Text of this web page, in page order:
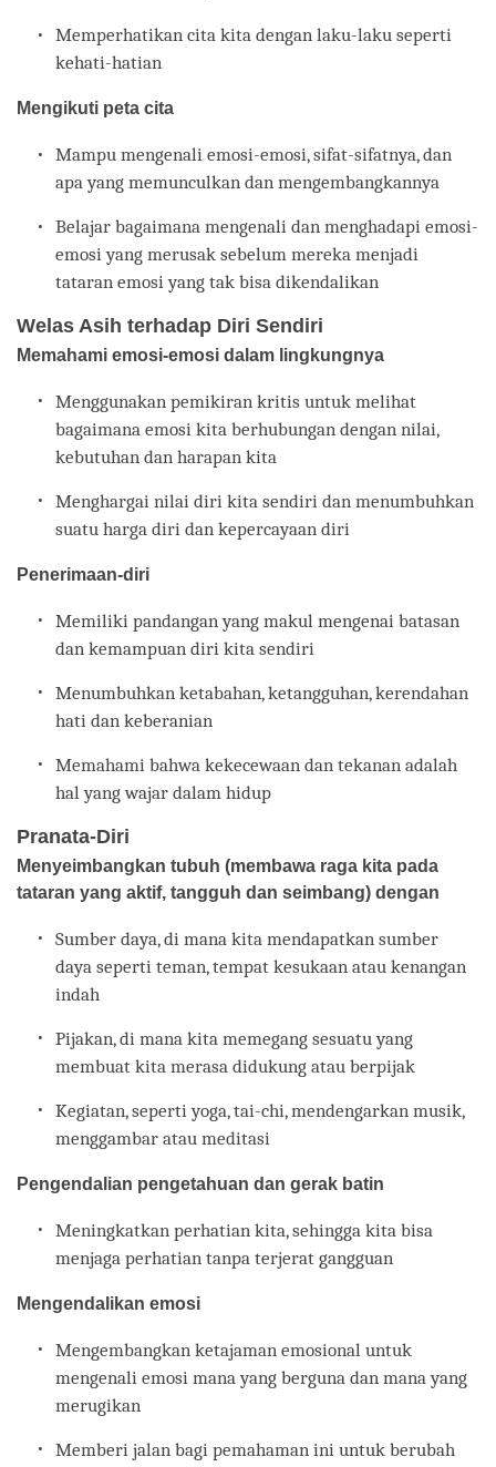
Memperhatikan cita kita dengan laku-laku seperti
kehati-hatian
Mengikuti peta cita
Mampu mengenali emosi-emosi, sifat-sifatnya, dan
apa yang memunculkan dan mengembangkannya
Belajar bagaimana mengenali dan menghadapi emosi-
emosi yang merusak sebelum mereka menjadi
tataran emosi yang tak bisa dikendalikan
Welas Asih terhadap Diri Sendiri
Memahami emosi-emosi dalam lingkungnya
Menggunakan pemikiran kritis untuk melihat
bagaimana emosi kita berhubungan dengan nilai,
kebutuhan dan harapan kita
Menghargai nilai diri kita sendiri dan menumbuhkan
suatu harga diri dan kepercayaan diri
Penerimaan-diri
Memiliki pandangan yang makul mengenai batasan
dan kemampuan diri kita sendiri
Menumbuhkan ketabahan, ketangguhan, kerendahan
hati dan keberanian
Memahami bahwa kekecewaan dan tekanan adalah
hal yang wajar dalam hidup
Pranata-Diri
Menyeimbangkan tubuh (membawa raga kita pada
tataran yang aktif, tangguh dan seimbang) dengan
Sumber daya, di mana kita mendapatkan sumber
daya seperti teman, tempat kesukaan atau kenangan
indah
Pijakan, di mana kita memegang sesuatu yang
membuat kita merasa didukung atau berpijak
Kegiatan, seperti yoga, tai-chi, mendengarkan musik,
menggambar atau meditasi
Pengendalian pengetahuan dan gerak batin
Meningkatkan perhatian kita, sehingga kita bisa
menjaga perhatian tanpa terjerat gangguan
Mengendalikan emosi
Mengembangkan ketajaman emosional untuk
mengenali emosi mana yang berguna dan mana yang
merugikan
Memberi jalan bagi pemahaman ini untuk berubah